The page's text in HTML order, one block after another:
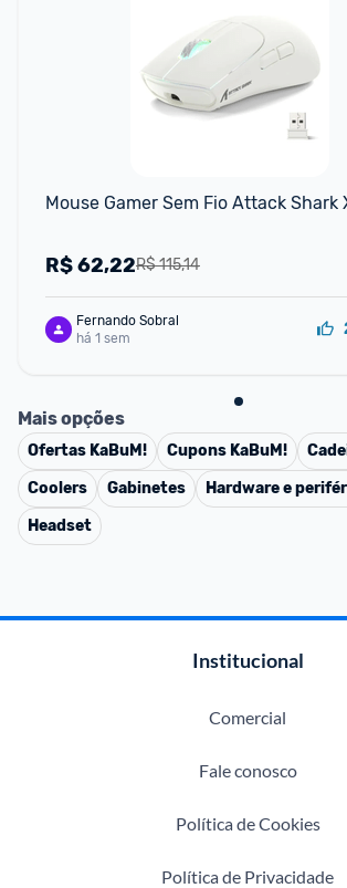
Mouse Gamer Sem Fio Attack Shark
R$ 115,14
R$62,22
Fernando Sobral
há 1 sem
Mais opções
Ofertas KaBuM! Cupons KaBuM!
Coolers
Gabinetes Hardware e
Headset
Institucional
Comercial
Fale conosco
Política de Cookies
Política de Privacidade